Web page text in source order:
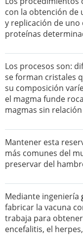
con la obtención de
y replicación de uno
proteínas
Los procesos son:
se forman cristales
su composición
el magma funde
magmas sin relación
Mantener esta
más comunes del
preservar del
Mediante ingeniería
fabricar la vacuna
trabaja para
encefalitis, el